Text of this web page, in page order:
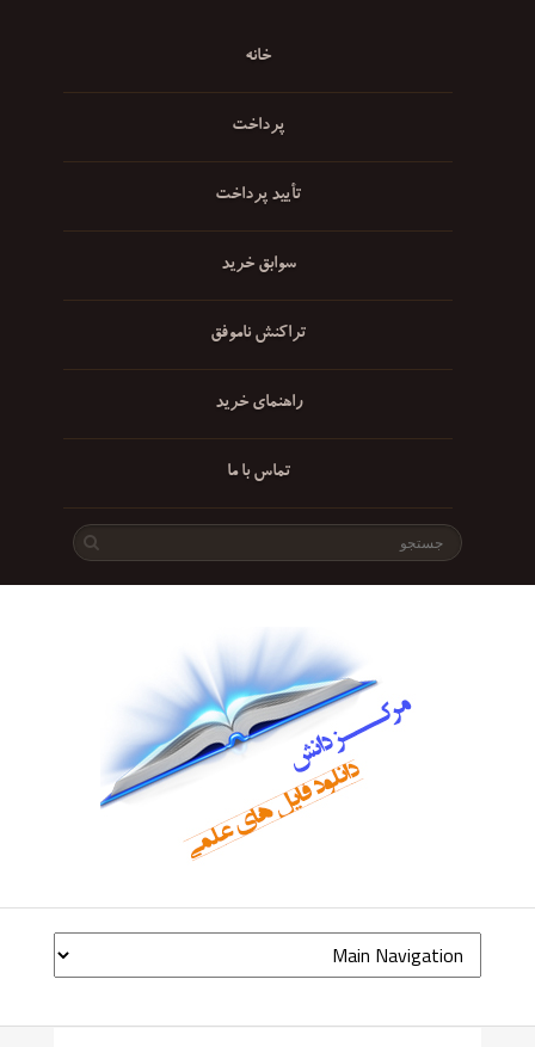
خانه
پرداخت
تأیید پرداخت
سوابق خرید
تراکنش ناموفق
راهنمای خرید
تماس با ما